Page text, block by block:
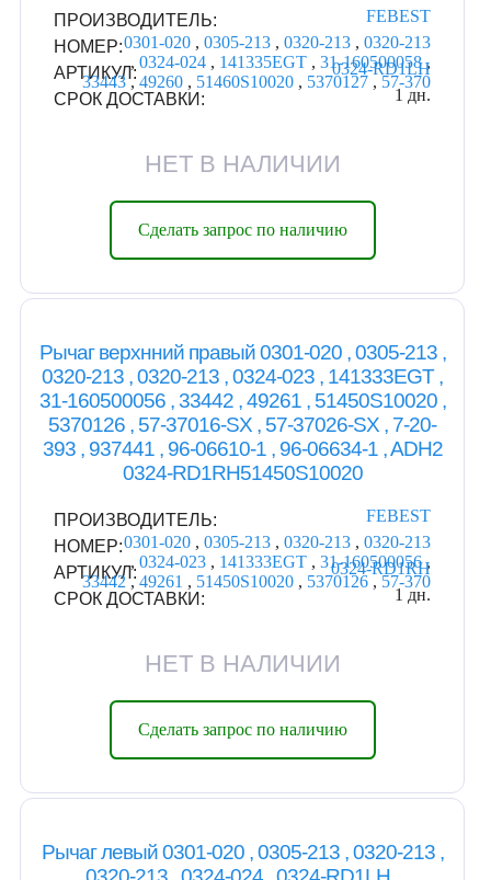
ПРОИЗВОДИТЕЛЬ:
FEBEST
НОМЕР:0301-020 ,0305-213 ,0320-213 ,0320-213
,0324-024 , 141335EGT ,31-160500058,
33443,49260 , 51460S10020 , 5370127 , 57-370
АРТИКУЛ:
0324-RD1LH
СРОК ДОСТАВКИ:
1 дн.
НЕТ В НАЛИЧИИ
Сделать запрос по наличию
Рычаг верхнний правый 0301-020 , 0305-213 ,
0320-213 , 0320-213 , 0324-023 , 141333EGT ,
31-160500056 , 33442 , 49261 , 51450S10020 ,
5370126 , 57-37016-SX , 57-37026-SX , 7-20-
393 , 937441 , 96-06610-1 , 96-06634-1 , ADH2
0324-RD1RH51450S10020
ПРОИЗВОДИТЕЛЬ:
FEBEST
НОМЕР:0301-020 ,0305-213 ,0320-213 ,0320-213
,0324-023 , 141333EGT ,31-160500056,
33442,49261 , 51450S10020 , 5370126 , 57-370
АРТИКУЛ:
0324-RD1RH
СРОК ДОСТАВКИ:
1 дн.
НЕТ В НАЛИЧИИ
Сделать запрос по наличию
Рычаг левый 0301-020 , 0305-213 , 0320-213 ,